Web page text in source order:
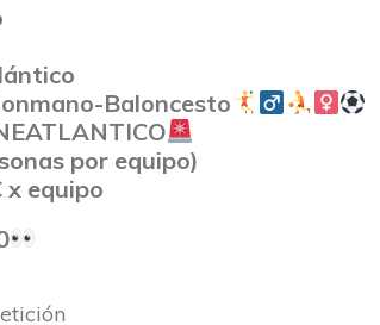
Baloncesto
por equipo)
x equipo